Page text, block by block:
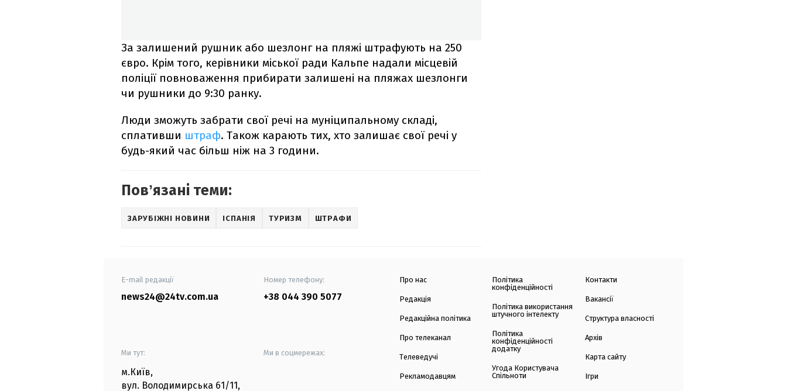
За залишений рушник або шезлонг на пляжі штрафують на 250
євро. Крім того, керівники міської ради Кальпе надали місцевій
поліції повноваження прибирати залишені на пляжах шезлонги
чи рушники до 9:30 ранку.
Люди зможуть забрати свої речі на муніципальному складі,
сплативши штраф. Також карають тих, хто залишає свої речі у
будь-який час більш ніж на 3 години.
Повʼязані теми:
ЗАРУБІЖНІ НОВИНИ ІСПАНІЯ ТУРИЗМ ШТРАФИ
E-mail редакції
news24@24tv.com.ua
Номер телефону:
+38 044 390 5077
Ми тут:
м.Київ,
вул. Володимирська 61/11,
Ми в соцмережах:
Про нас
Редакція
Редакційна політика
Про телеканал
Телеведучі
Рекламодавцям
Політика
конфіденційності
Політика використання
штучного інтелекту
Політика
конфіденційності
додатку
Угода Користувача
Спільноти
Контакти
Вакансії
Структура власності
Архів
Карта сайту
Ігри